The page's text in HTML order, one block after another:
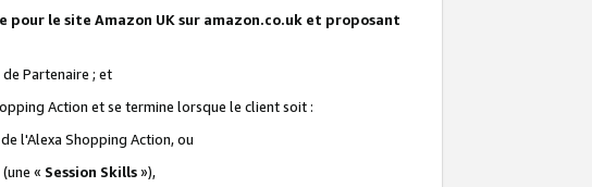
le site Amazon UK sur amazon.co.uk et proposant
Partenaire ; et
Action et se termine lorsque le client soit :
l'Alexa Shopping Action, ou
« Session Skills»),